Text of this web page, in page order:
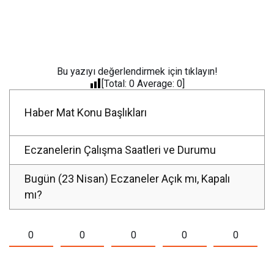
Bu yazıyı değerlendirmek için tıklayın!
[Total: 0 Average: 0]
Haber Mat Konu Başlıkları
Eczanelerin Çalışma Saatleri ve Durumu
Bugün (23 Nisan) Eczaneler Açık mı, Kapalı
mı?
0 0 0 0 0